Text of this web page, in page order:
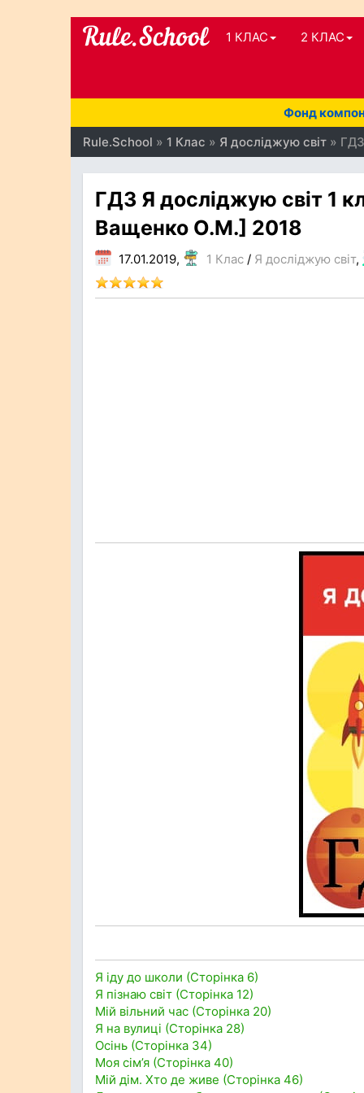
1 КЛАС 2 КЛАС
Фонд
Rule.School » 1 Клас » Я досліджую світ »
ГДЗ Я досліджую світ 1
Ващенко О.М.] 2018
17.01.2019, 1 Клас / Я досліджую світ,
Я іду до школи (Сторінка 6)
Я пізнаю світ (Сторінка 12)
Мій вільний час (Сторінка 20)
Я на вулиці (Сторінка 28)
Осінь (Сторінка 34)
Моя сім’я (Сторінка 40)
Мій дім. Хто де живе (Сторінка 46)